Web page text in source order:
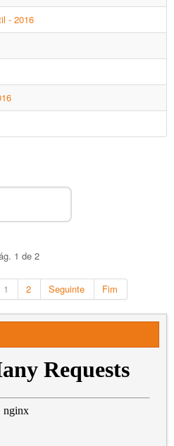
- 2016
1 de 2
1 2 Seguinte Fim